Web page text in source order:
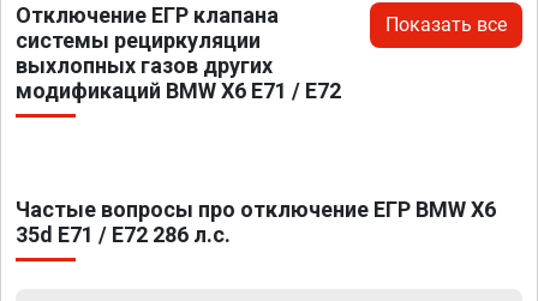
Отключение ЕГР клапана
системы рециркуляции
выхлопных газов других
модификаций BMW X6 E71 / E72
Показать все
Частые вопросы про отключение ЕГР BMW X6
35d E71 / E72 286 л.с.